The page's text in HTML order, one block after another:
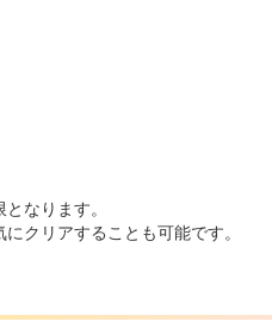
なります。
クリアすることも可能です。